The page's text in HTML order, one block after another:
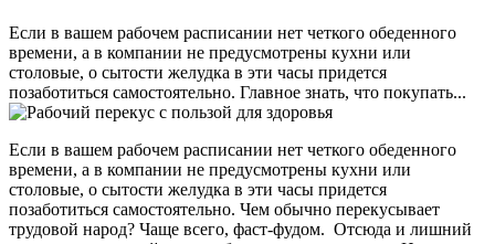
Если в вашем рабочем расписании нет четкого обеденного
времени, а в компании не предусмотрены кухни или
столовые, о сытости желудка в эти часы придется
позаботиться самостоятельно. Главное знать, что покупать...
Если в вашем рабочем расписании нет четкого обеденного
времени, а в компании не предусмотрены кухни или
столовые, о сытости желудка в эти часы придется
позаботиться самостоятельно. Чем обычно перекусывает
трудовой народ? Чаще всего, фаст-фудом. Отсюда и лишний